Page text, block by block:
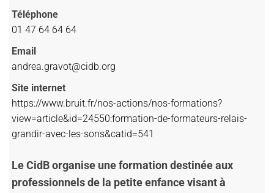
Téléphone
01 47 64 64 64
Email
andrea.gravot@cidb.org
Site internet
https://www.bruit.fr/nos-actions/nos-formations?
view=article&id=24550:formation-de-formateurs-relais-
grandir-avec-les-sons&catid=541
Le CidB organise une formation destinée aux
professionnels de la petite enfance visant à